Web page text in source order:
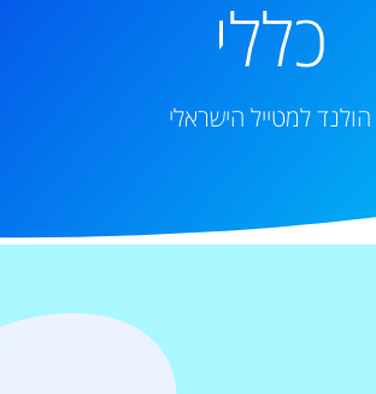
כללי
הולנד למטייל הישראלי